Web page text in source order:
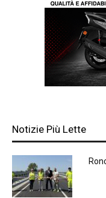
Notizie Più Lette